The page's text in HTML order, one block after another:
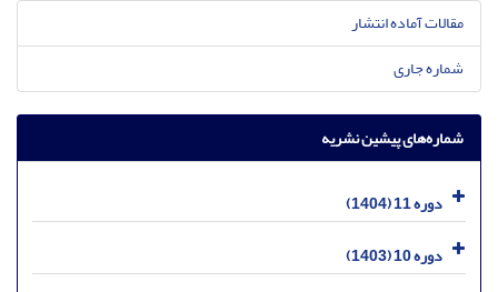
مقالات آماده انتشار
شماره جاری
شماره‌های پیشین نشریه
دوره 11 (1404)
دوره 10 (1403)